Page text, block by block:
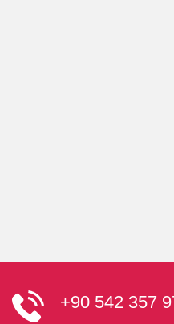
+90 542 357